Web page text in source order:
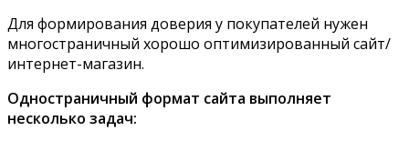
Для формирования доверия у покупателей нужен
многостраничный хорошо оптимизированный сайт/
интернет-магазин.
Одностраничный формат сайта выполняет
несколько задач: